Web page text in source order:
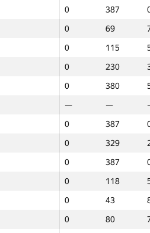
0 387
0 69
0 115
0 230
0 380
— —
0 387
0 329
0 387
0 118
0 43
0 80
0 387
0 69
0 115
0 230
0 380
— —
0 387
0 329
0 387
0 118
0 43
0 80